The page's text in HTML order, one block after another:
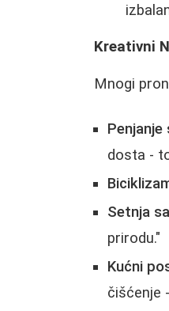
Kreativni
Mnogi
Penjanje
dosta -
Setnja
prirodu."
Kućni
čišćenje